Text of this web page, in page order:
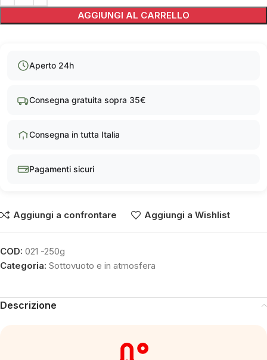
AGGIUNGI AL CARRELLO
Aperto 24h
Consegna gratuita sopra 35€
Consegna in tutta Italia
Pagamenti sicuri
Aggiungi a confrontare Aggiungi a Wishlist
COD: 021 -250g
Categoria: Sottovuoto e in atmosfera
Descrizione